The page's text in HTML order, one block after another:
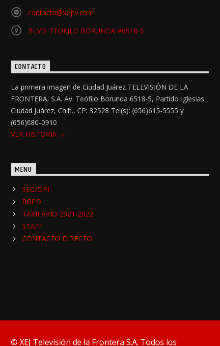
contacto@xejtv.com
BLVD. TEOFILO BORUNDA #6518-5
CONTACTO
La primera imagen de Ciudad Juárez TELEVISIÓN DE LA
FRONTERA, S.A. Av. Teófilo Borunda 6518-5, Partido Iglesias
Ciudad Juárez, Chih., CP: 32528 Tel(s): (656)615-5555 y
(656)680-0910
VER HISTORIA
MENU
SEG/OPI
RGPD
TARIFARIO 2021-2022
STAFF
CONTACTO DIRECTO
© XEJ Televisión de la Frontera S.A. Todos los